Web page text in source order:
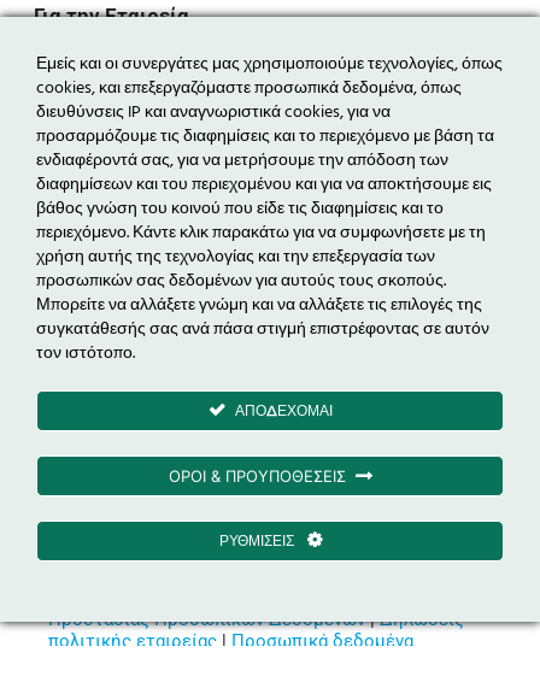
Για την Εταιρεία
Η εταιρεία
Η ομάδα
Τα νέα μας
Επικοινωνία
Δραστηριότητες
Ενεργειακά Έργα
Ηλεκτροκίνηση
Εξοικονόμηση Ενέργειας & EPC
Διαχείριση Ενέργειας
Μέτοχος
Προστασίας Προσωπικών Δεδομένων|Δηλώσεις
πολιτικής εταιρείας | Προσωπικά δεδομένα
Εμείς και οι συνεργάτες μας χρησιμοποιούμε τεχνολογίες, όπως
cookies, και επεξεργαζόμαστε προσωπικά δεδομένα, όπως
διευθύνσεις IP και αναγνωριστικά cookies, για να
προσαρμόζουμε τις διαφημίσεις και το περιεχόμενο με βάση τα
ενδιαφέροντά σας, για να μετρήσουμε την απόδοση των
διαφημίσεων και του περιεχομένου και για να αποκτήσουμε εις
βάθος γνώση του κοινού που είδε τις διαφημίσεις και το
περιεχόμενο. Κάντε κλικ παρακάτω για να συμφωνήσετε με τη
χρήση αυτής της τεχνολογίας και την επεξεργασία των
προσωπικών σας δεδομένων για αυτούς τους σκοπούς.
Μπορείτε να αλλάξετε γνώμη και να αλλάξετε τις επιλογές της
συγκατάθεσής σας ανά πάσα στιγμή επιστρέφοντας σε αυτόν
τον ιστότοπο.
ΑΠΟΔΕΧΟΜΑΙ
ΟΡΟΙ & ΠΡΟΥΠΟΘΕΣΕΙΣ
ΡΥΘΜΙΣΕΙΣ